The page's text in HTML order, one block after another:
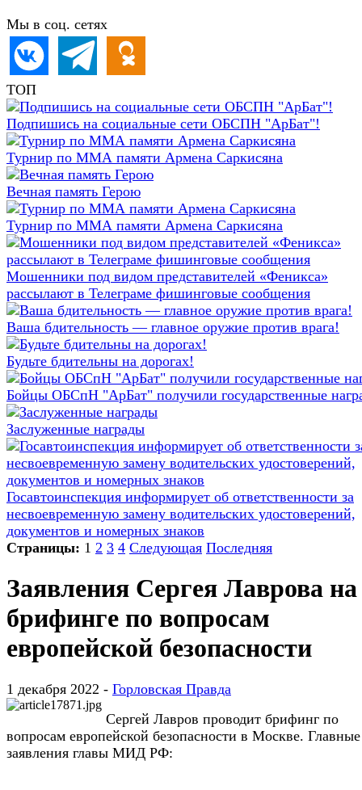
Мы в соц. сетях
ТОП
Подпишись на социальные сети ОБСПН "АрБат"!
Турнир по ММА памяти Армена Саркисяна
Вечная память Герою
Турнир по ММА памяти Армена Саркисяна
Мошенники под видом представителей «Феникса»
рассылают в Телеграме фишинговые сообщения
Ваша бдительность — главное оружие против врага!
Будьте бдительны на дорогах!
Бойцы ОБСпН "АрБат" получили государственные
Заслуженные награды
Госавтоинспекция информирует об ответственности за
несвоевременную замену водительских удостоверений,
документов и номерных знаков
Страницы: 1 2 3 4 Следующая Последняя
Заявления Сергея Лаврова на
брифинге по вопросам
европейской безопасности
1 декабря 2022 - Горловская Правда
Сергей Лавров проводит брифинг по
вопросам европейской безопасности в Москве. Главные
заявления главы МИД РФ: